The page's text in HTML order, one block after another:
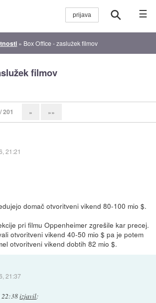
☰
» Box Office - zaslužek filmov
filmov
/ 201 » »»
21:21
domač otvoritveni vikend 80-100 mio $.
pri filmu Oppenheimer zgrešile kar precej.
otvoritveni vikend 40-50 mio $ pa je potem
otvoritveni vikend dobtih 82 mio $.
21:37
22:38izjavil: